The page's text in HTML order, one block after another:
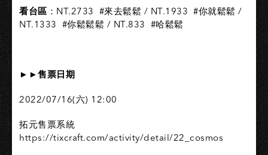
看台區 ：NT.2733 ​ #來去鬆鬆 / NT.1933 ​ #你就鬆鬆 /
NT.1333 ​ #你鬆鬆鬆 / NT.833 ​ #哈鬆鬆
►►售票日期​
2022/07/16(六) 12:00​
拓元售票系統
https://tixcraft.com/activity/detail/22_cosmos​